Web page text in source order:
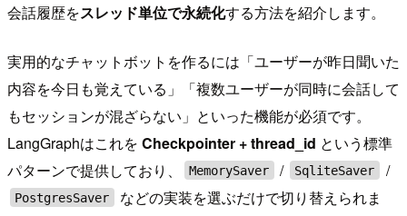
会話履歴をスレッド単位で永続化する方法を紹介します。
実用的なチャットボットを作るには「ユーザーが昨日聞いた
内容を今日も覚えている」「複数ユーザーが同時に会話して
もセッションが混ざらない」といった機能が必須です。
LangGraphはこれを Checkpointer + thread_id という標準
パターンで提供しており、
MemorySaver / SqliteSaver /
PostgresSaver
などの実装を選ぶだけで切り替えられま